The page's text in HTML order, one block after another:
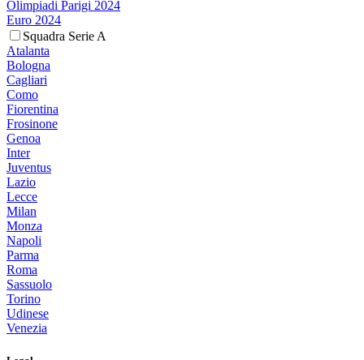
Olimpiadi Parigi 2024
Euro 2024
Squadra Serie A
Atalanta
Bologna
Cagliari
Como
Fiorentina
Frosinone
Genoa
Inter
Juventus
Lazio
Lecce
Milan
Monza
Napoli
Parma
Roma
Sassuolo
Torino
Udinese
Venezia